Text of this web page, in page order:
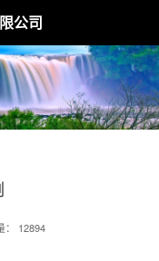
公司
12894